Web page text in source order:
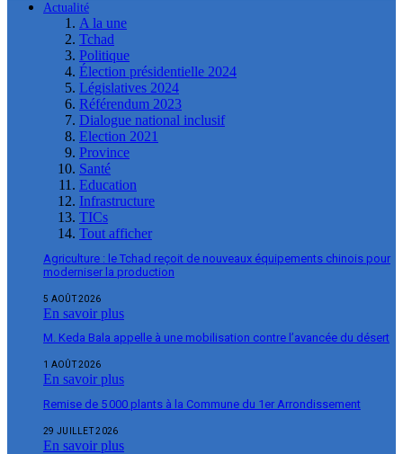
Actualité
A la une
Tchad
Politique
Élection présidentielle 2024
Législatives 2024
Référendum 2023
Dialogue national inclusif
Election 2021
Province
Santé
Education
Infrastructure
TICs
Tout afficher
Agriculture : le Tchad reçoit de nouveaux équipements chinois pour
moderniser la production
5 AOÛT 2026
En savoir plus
M. Keda Bala appelle à une mobilisation contre l’avancée du désert
1 AOÛT 2026
En savoir plus
Remise de 5 000 plants à la Commune du 1er Arrondissement
29 JUILLET 2026
En savoir plus